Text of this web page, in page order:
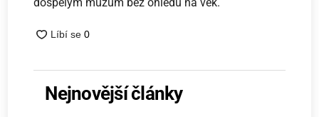
dospělým mužům bez ohledu na věk.
Nejnovější články